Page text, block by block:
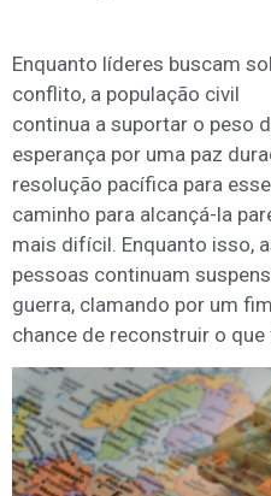
Enquanto líderes buscam
conflito, a população civil
continua a suportar o peso
esperança por uma paz
resolução pacífica para
caminho para alcançá-la
mais difícil. Enquanto isso,
pessoas continuam
guerra, clamando por um
chance de reconstruir o